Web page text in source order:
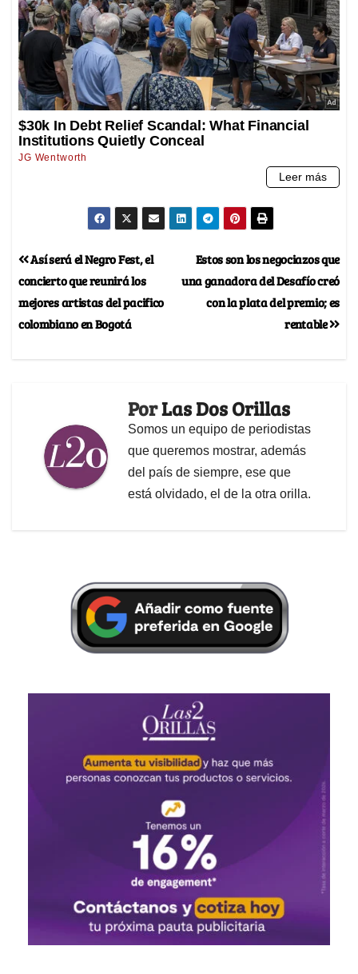
Estos son los negociazos que
una ganadora del Desafío creó
con la plata del premio; es
rentable
Así será el Negro Fest, el
concierto que reunirá los
mejores artistas del pacifico
colombiano en Bogotá
PorLas Dos Orillas
Somos un equipo de periodistas
que queremos mostrar, además
del país de siempre, ese que
está olvidado, el de la otra orilla.